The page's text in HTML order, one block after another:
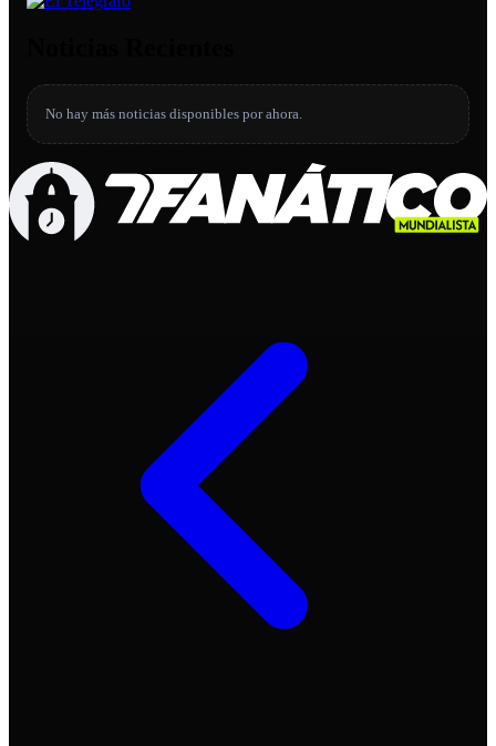
No hay más noticias disponibles por ahora.